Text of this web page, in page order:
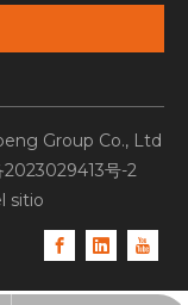
Group Co., Ltd
2023029413号-2
sitio